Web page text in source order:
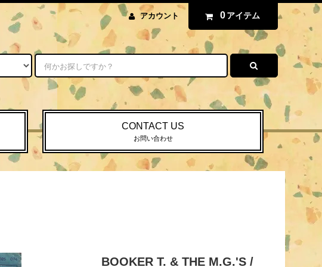
アカウント 0 アイテム
CONTACT US
お問い合わせ
BOOKER T. & THE M.G.'S /